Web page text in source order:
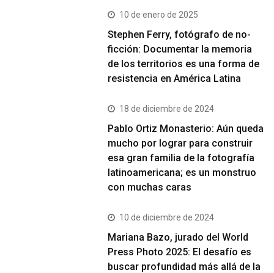
10 de enero de 2025
Stephen Ferry, fotógrafo de no-
ficción: Documentar la memoria
de los territorios es una forma de
resistencia en América Latina
18 de diciembre de 2024
Pablo Ortiz Monasterio: Aún queda
mucho por lograr para construir
esa gran familia de la fotografía
latinoamericana; es un monstruo
con muchas caras
10 de diciembre de 2024
Mariana Bazo, jurado del World
Press Photo 2025: El desafío es
buscar profundidad más allá de la